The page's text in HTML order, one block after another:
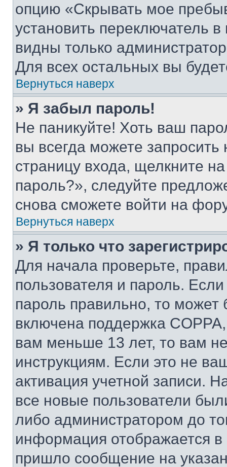
опцию «Скрывать мое
установить переключатель
видны только
Для всех остальных вы
Вернуться наверх
» Я забыл пароль!
Не паникуйте! Хоть ваш
вы всегда можете
страницу входа, щелкните
пароль?», следуйте
снова сможете войти на
Вернуться наверх
» Я только что
Для начала проверьте,
пользователя и пароль.
пароль правильно, то может
включена поддержка
вам меньше 13 лет, то вам
инструкциям. Если это не
активация учетной записи.
все новые пользователи
либо администратором до
информация отображается
пришло сообщение на